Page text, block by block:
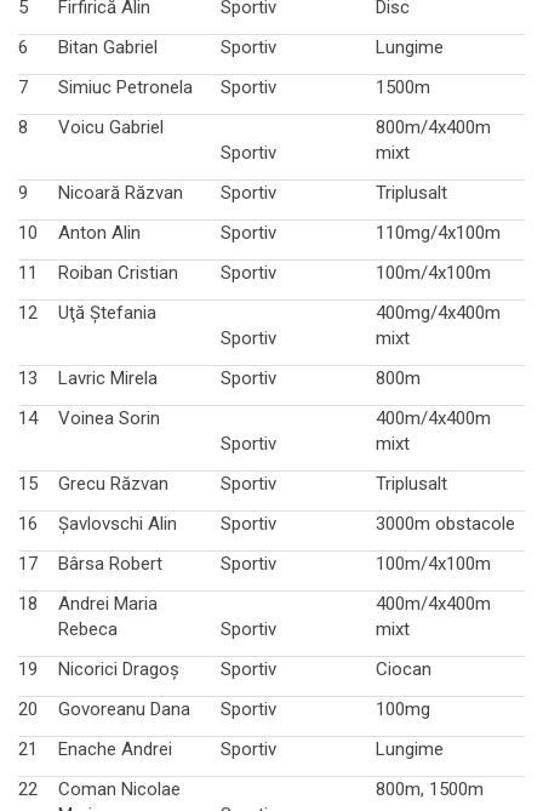
5
Firfirică Alin Sportiv
Disc
6
Bitan Gabriel Sportiv
Lungime
7
Simiuc Petronela Sportiv
1500m
8
Voicu Gabriel
Sportiv
800m/4x400m
mixt
9
Nicoară Răzvan Sportiv
Triplusalt
10
Anton Alin Sportiv
110mg/4x100m
11
Roiban Cristian Sportiv
100m/4x100m
12
Uţă Ştefania
Sportiv
400mg/4x400m
mixt
13
Lavric Mirela Sportiv
800m
14
Voinea Sorin
Sportiv
400m/4x400m
mixt
15
Grecu Răzvan Sportiv
Triplusalt
16
Şavlovschi Alin Sportiv
3000m obstacole
17
Bârsa Robert Sportiv
100m/4x100m
18
Andrei Maria
Rebeca
Sportiv
400m/4x400m
mixt
19
Nicorici Dragoş Sportiv
Ciocan
20
Govoreanu Dana Sportiv
100mg
21
Enache Andrei Sportiv
Lungime
22
Coman Nicolae
800m, 1500m